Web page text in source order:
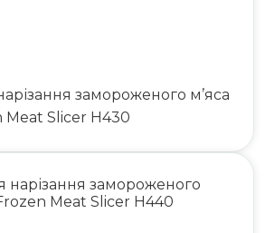
замороженого м’яса
Meat Slicer H430